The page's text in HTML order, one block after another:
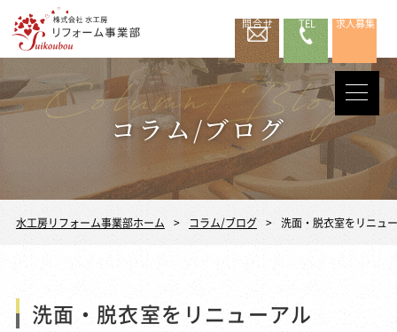
問合せ TEL 求人募集
コラム/ブログ
水工房リフォーム事業部ホーム コラム/ブログ 洗面・脱衣室をリニュ
洗面・脱衣室をリニューアル